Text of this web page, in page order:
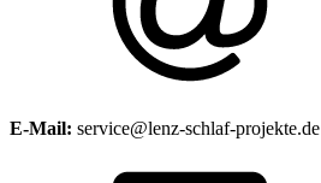
E-Mail: service@lenz-schlaf-projekte.de